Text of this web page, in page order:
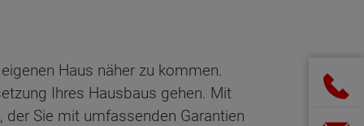
Haus näher zu kommen.
Ihres Hausbaus gehen. Mit
der Sie mit umfassenden Garantien